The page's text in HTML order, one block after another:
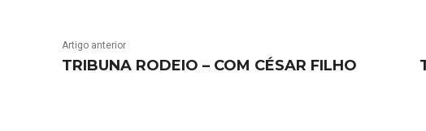
Artigo anterior
TRIBUNA RODEIO – COM CÉSAR FILHO